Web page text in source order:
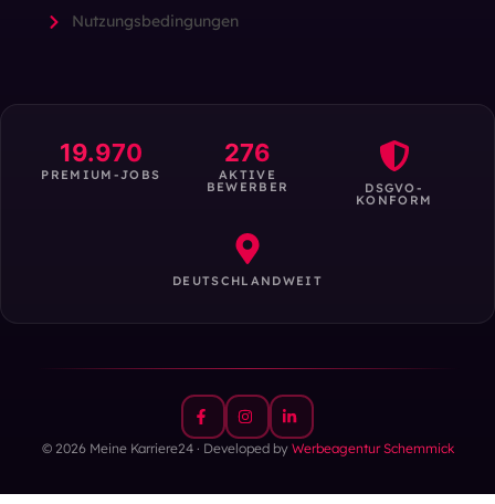
Nutzungsbedingungen
19.970
PREMIUM-JOBS
276
AKTIVE
BEWERBER DSGVO-
KONFORM
DEUTSCHLANDWEIT
© 2026 Meine Karriere24 · Developed by Werbeagentur Schemmick